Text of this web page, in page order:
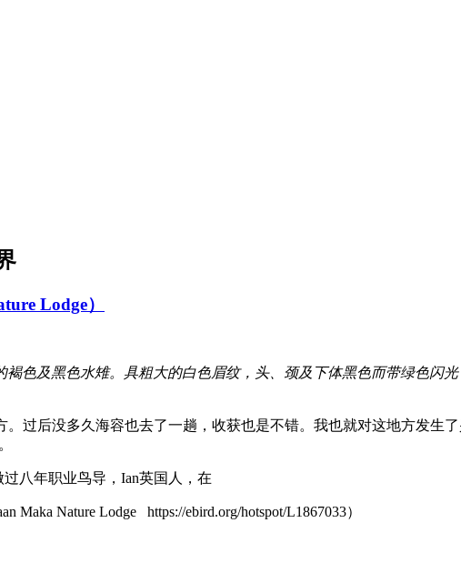
Lodge）
褐色及黑色水雉。具粗大的白色眉纹，头、颈及下体黑色而带绿色闪
过后没多久海容也去了一趟，收获也是不错。我也就对这地方发生
过八年职业鸟导，Ian英国人，在
Nature Lodge https://ebird.org/hotspot/L1867033）